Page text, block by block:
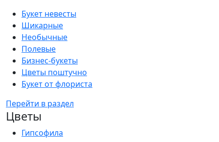
Букет невесты
Шикарные
Необычные
Полевые
Бизнес-букеты
Цветы поштучно
Букет от флориста
Перейти в раздел
Цветы
Гипсофила